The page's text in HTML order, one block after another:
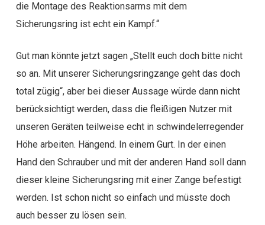
die Montage des Reaktionsarms mit dem
Sicherungsring ist echt ein Kampf.“
Gut man könnte jetzt sagen „Stellt euch doch bitte nicht
so an. Mit unserer Sicherungsringzange geht das doch
total zügig“, aber bei dieser Aussage würde dann nicht
berücksichtigt werden, dass die fleißigen Nutzer mit
unseren Geräten teilweise echt in schwindelerregender
Höhe arbeiten. Hängend. In einem Gurt. In der einen
Hand den Schrauber und mit der anderen Hand soll dann
dieser kleine Sicherungsring mit einer Zange befestigt
werden. Ist schon nicht so einfach und müsste doch
auch besser zu lösen sein.